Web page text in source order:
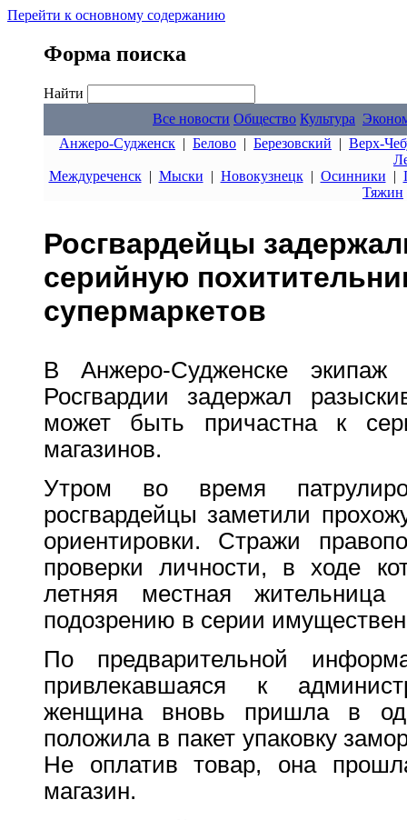
Перейти к основному содержанию
Форма поиска
Найти
Все новости Общество Культура
Анжеро-Судженск | Белово | Березовский | Верх-
Междуреченск| Мыски | Новокузнецк| Осинники |
Тяжин
Росгвардейцы
серийную
супермаркетов
В Анжеро-Судженске экипаж
Росгвардии задержал
может быть причастна к
магазинов.
Утром во время
росгвардейцы заметили
ориентировки. Стражи
проверки личности, в ходе
летняя местная
подозрению в серии
По предварительной
привлекавшаяся к
женщина вновь пришла в
положила в пакет упаковку
Не оплатив товар, она
магазин.